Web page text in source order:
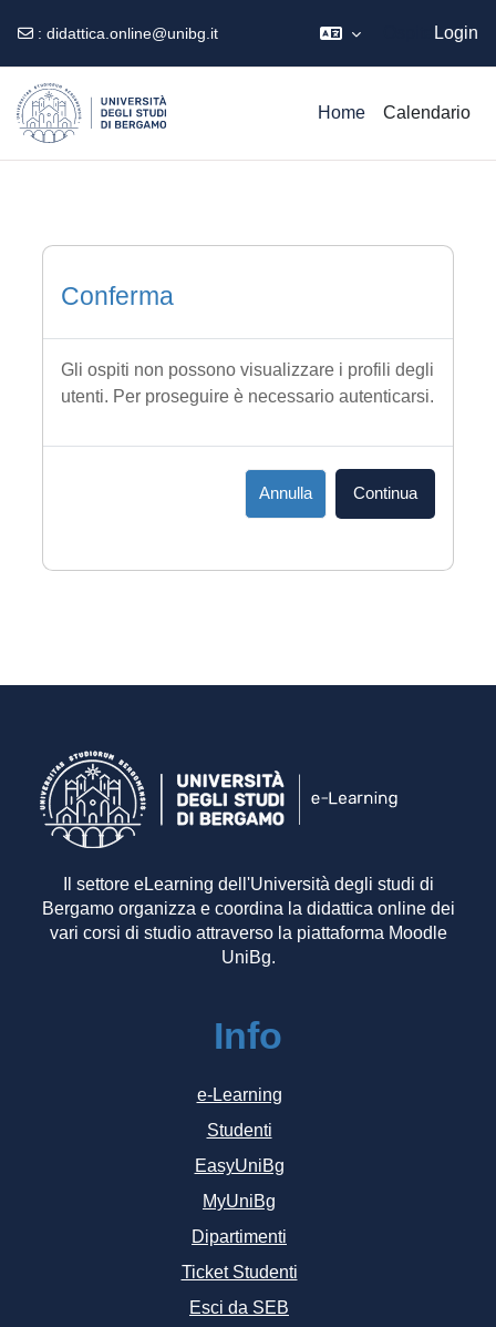
: didattica.online@unibg.it Login
Home Calendario
Conferma
Gli ospiti non possono visualizzare i profili degli
utenti. Per proseguire è necessario autenticarsi.
Annulla Continua
Il settore eLearning dell'Università degli studi di
Bergamo organizza e coordina la didattica online dei
vari corsi di studio attraverso la piattaforma Moodle
UniBg.
Info
e-Learning
Studenti
EasyUniBg
MyUniBg
Dipartimenti
Ticket Studenti
Esci da SEB